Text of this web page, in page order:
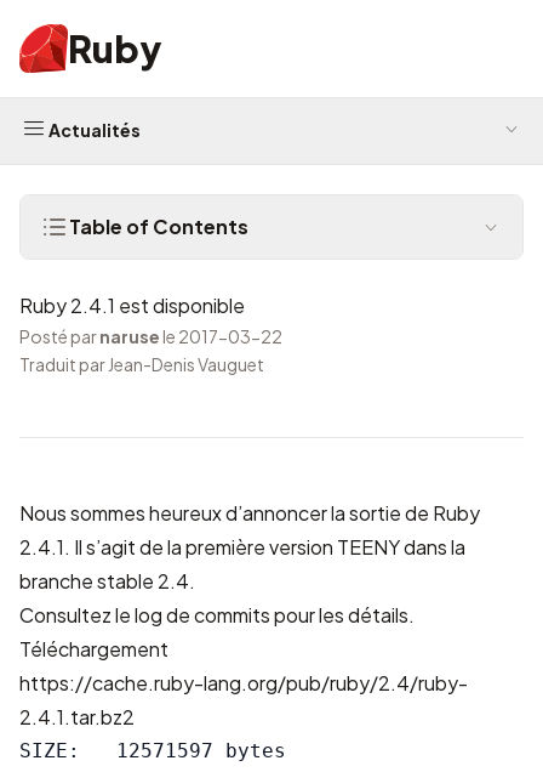
Ruby
Actualités
Table of Contents
Ruby 2.4.1 est disponible
Posté parnaruse le 2017-03-22
Traduit par Jean-Denis Vauguet
Nous sommes heureux d’annoncer la sortie de Ruby
2.4.1. Il s’agit de la première version TEENY dans la
branche stable 2.4.
Consultez lelog de commitspour les détails.
Téléchargement
https://cache.ruby-lang.org/pub/ruby/2.4/ruby-
2.4.1.tar.bz2
SIZE:   12571597 bytes